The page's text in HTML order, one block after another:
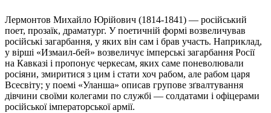
Лермонтов Михайло Юрійович (1814-1841) — російський
поет, прозаїк, драматург. У поетичній формі возвеличував
російські загарбання, у яких він сам і брав участь. Наприклад,
у вірші «Измаил-бей» возвеличує імперські загарбання Росії
на Кавказі і пропонує черкесам, яких саме поневолювали
росіяни, змиритися з цим і стати хоч рабом, але рабом царя
Всесвіту; у поемі «Уланша» описав групове зґвалтування
дівчини своїми колегами по службі — солдатами і офіцерами
російської імператорської армії.